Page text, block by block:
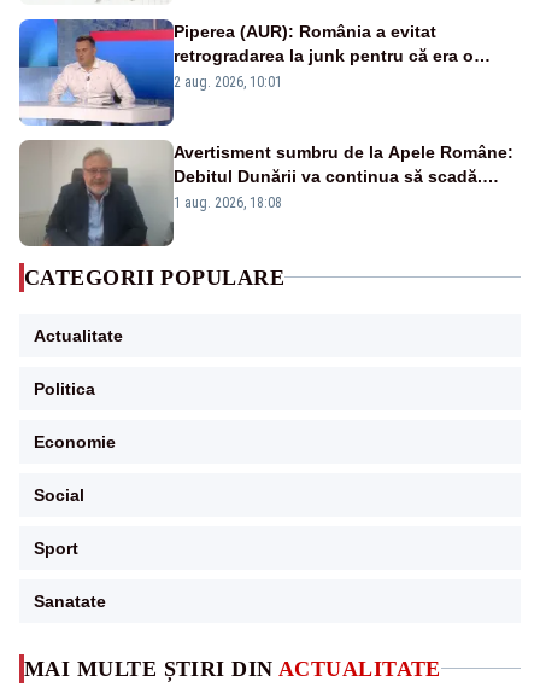
MAI MULTE ȘTIRI DIN ACTUALITATE
Piperea (AUR): România a evitat
retrogradarea la junk pentru că era o
catastrofă pentru bănci și fondurile de
2 aug. 2026, 10:01
Avertisment sumbru de la Apele Române:
Debitul Dunării va continua să scadă.
Cernavodă s-ar putea închide în 4 zile
1 aug. 2026, 18:08
CATEGORII POPULARE
Actualitate
Politica
Economie
Social
Sport
Sanatate